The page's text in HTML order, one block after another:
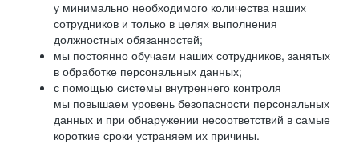
у минимально необходимого количества наших
сотрудников и только в целях выполнения
должностных обязанностей;
мы постоянно обучаем наших сотрудников, занятых
в обработке персональных данных;
с помощью системы внутреннего контроля
мы повышаем уровень безопасности персональных
данных и при обнаружении несоответствий в самые
короткие сроки устраняем их причины.